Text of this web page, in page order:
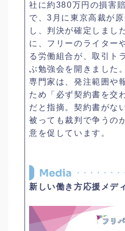
社に約380万円の損害
で、3月に東京高裁が
し、判決が確定しまし
に、フリーのライター
る労働組合が、取引ト
ぶ勉強会を開きました。
専門家は、発注範囲や
ため「必ず契約書を交
だと指摘。契約書がな
被っても裁判で争うの
意を促しています。
新しい働き方応援メデ